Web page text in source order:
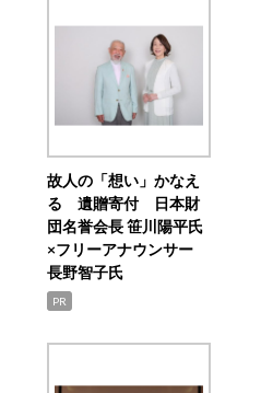
故人の「想い」かなえ
る 遺贈寄付 日本財
団名誉会長 笹川陽平氏
×フリーアナウンサー
長野智子氏
PR